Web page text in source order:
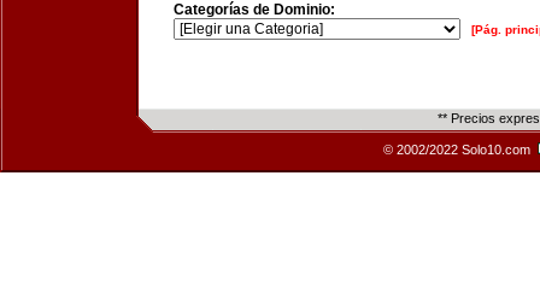
Categorías de Dominio:
[Pág.
** Precios
© 2002/2022 Solo10.com